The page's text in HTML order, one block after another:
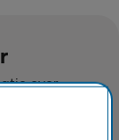
over